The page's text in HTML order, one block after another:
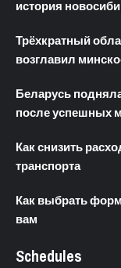
история
Трёхкратный
возглавил
Беларусь
после успешных
Как снизить
транспорта
Как выбрать
вам
Schedules